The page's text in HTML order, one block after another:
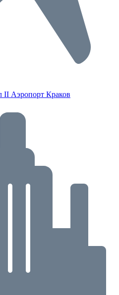
II Аэропорт Краков